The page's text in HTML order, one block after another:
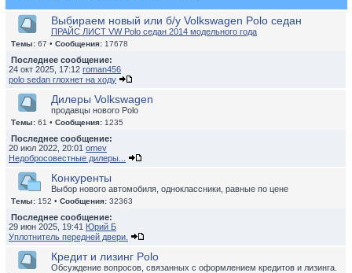
Выбираем новый или б/у Volkswagen Polo седан
ПРАЙС ЛИСТ VW Polo седан 2014 модельного года
Темы: 67 • Сообщения: 17678
Последнее сообщение:
24 окт 2025, 17:12 roman456
polo sedan глохнет на ходу
Дилеры Volkswagen
продавцы нового Polo
Темы: 61 • Сообщения: 1235
Последнее сообщение:
20 июл 2022, 20:01 omev
Недобросовестные дилеры...
Конкуренты
Выбор нового автомобиля, одноклассники, равные по цене
Темы: 152 • Сообщения: 32363
Последнее сообщение:
29 июн 2025, 19:41 Юрий Б
Уплотнитель передней двери.
Кредит и лизинг Polo
Обсуждение вопросов, связанных с оформлением кредитов и лизинга.